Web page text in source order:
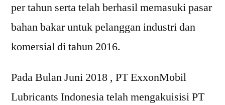
per tahun serta telah berhasil memasuki pasar
bahan bakar untuk pelanggan industri dan
komersial di tahun 2016.
Pada Bulan Juni 2018 , PT ExxonMobil
Lubricants Indonesia telah mengakuisisi PT